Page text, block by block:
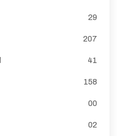
29
207
41
158
00
02